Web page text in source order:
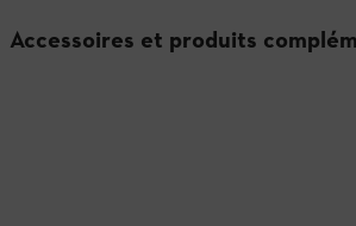
Accessoires et produits